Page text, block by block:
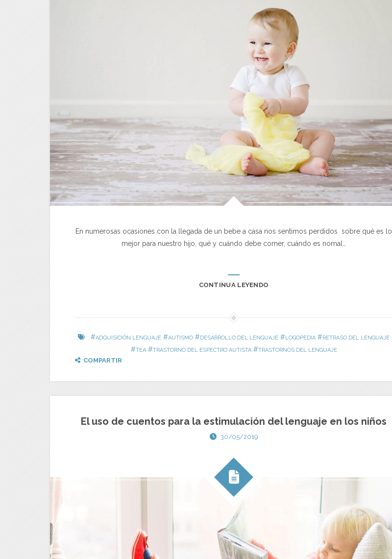
En numerosas ocasiones con la llegada de un bebe a casa nos sentimos perdidos sobre qué es lo
mejor para nuestro hijo, qué y cuándo debe comer, cuándo es nomal…
CONTINUA LEYENDO
#ADQUISICIÓN LENGUAJE #AUTISMO #DESARROLLO DEL LENGUAJE #LOGOPEDIA #RETRASO DEL LENGUAJE
#TEA#TRASTORNO DEL ESPECTRO AUTISTA#TRASTORNOS DEL LENGUAJE
COMPARTIR
El uso de cuentos para la estimulación del lenguaje en los niños
30/05/2019